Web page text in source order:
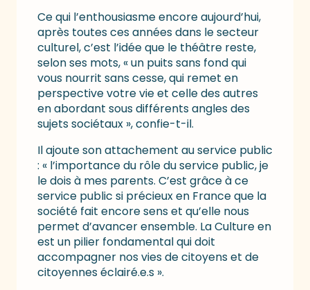
Ce qui l’enthousiasme encore aujourd’hui,
après toutes ces années dans le secteur
culturel, c’est l’idée que le théâtre reste,
selon ses mots, « un puits sans fond qui
vous nourrit sans cesse, qui remet en
perspective votre vie et celle des autres
en abordant sous différents angles des
sujets sociétaux », confie-t-il.
Il ajoute son attachement au service public
: « l’importance du rôle du service public, je
le dois à mes parents. C’est grâce à ce
service public si précieux en France que la
société fait encore sens et qu’elle nous
permet d’avancer ensemble. La Culture en
est un pilier fondamental qui doit
accompagner nos vies de citoyens et de
citoyennes éclairé.e.s ».